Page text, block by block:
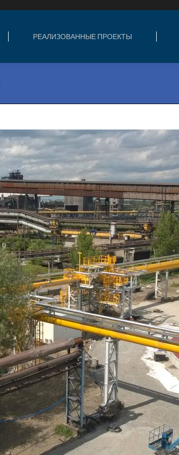
РЕАЛИЗОВАННЫЕ ПРОЕКТЫ